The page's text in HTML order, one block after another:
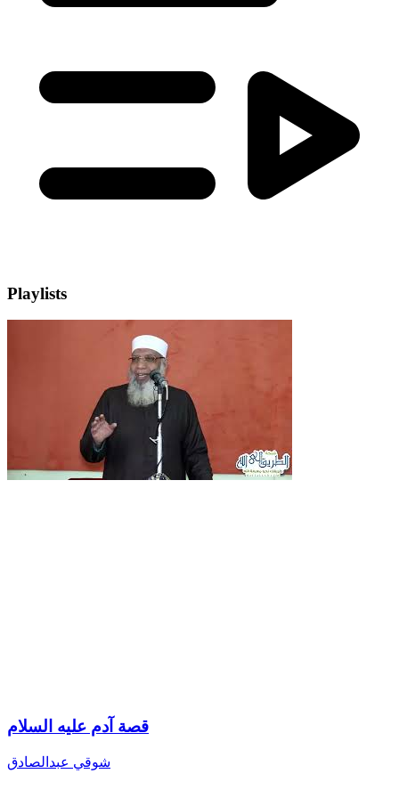
Playlists
قصة آدم عليه السلام
شوقي عبدالصادق